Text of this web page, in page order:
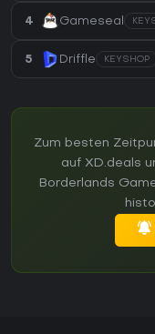
4 Gameseal
5 Driffle KEYSHOP
Zum besten
auf XD.deals
Borderlands